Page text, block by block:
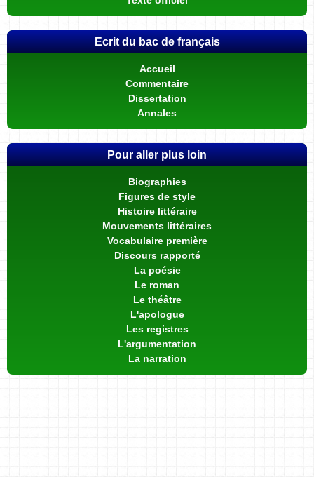
Ecrit du bac de français
Accueil
Commentaire
Dissertation
Annales
Pour aller plus loin
Biographies
Figures de style
Histoire littéraire
Mouvements littéraires
Vocabulaire première
Discours rapporté
La poésie
Le roman
Le théâtre
L'apologue
Les registres
L'argumentation
La narration